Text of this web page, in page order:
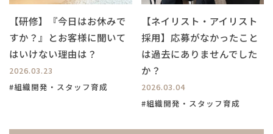
【研修】『今日はお休みで
すか？』とお客様に聞いて
はいけない理由は？
2026.03.23
#組織開発・スタッフ育成
【ネイリスト・アイリスト
採用】応募がなかったこと
は過去にありませんでした
か？
2026.03.04
#組織開発・スタッフ育成